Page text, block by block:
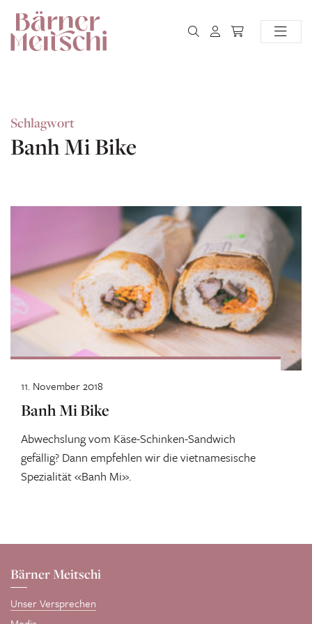
Schlagwort
Banh Mi Bike
Banh Mi Bike
Abwechslung vom Käse-Schinken-Sandwich
gefällig? Dann empfehlen wir die vietnamesische
Spezialität «Banh Mi».
11. November 2018
Bärner Meitschi
Unser Versprechen